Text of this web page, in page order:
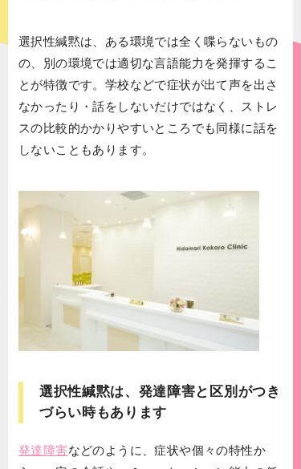
選択性緘黙は、ある環境では全く喋らないもの
の、別の環境では適切な言語能力を発揮するこ
とが特徴です。学校などで症状が出て声を出さ
なかったり・話をしないだけではなく、ストレ
スの比較的かかりやすいところでも同様に話を
しないこともあります。
選択性緘黙は、発達障害と区別がつき
づらい時もあります
発達障害などのように、症状や個々の特性か